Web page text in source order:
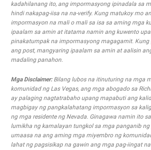
kadahilanang ito, ang impormasyong ipinadala sa
hindi nakapag-iisa na na-verify. Kung matukoy mo
impormasyon na mali o mali sa isa sa aming mga
ipaalam sa amin at itatama namin ang kuwento
pinakatumpak na impormasyong magagamit.
ang post, mangyaring ipaalam sa amin at aalisin
madaling panahon.
Mga Disclaimer:Bilang lubos na itinuturing na mga
komunidad ng Las Vegas, ang mga abogado sa
ay palaging nagtatrabaho upang mapabuti ang
magbigay ng pangkalahatang impormasyon sa
ng mga residente ng Nevada. Ginagawa namin ito
lumikha ng kamalayan tungkol sa mga panganib
umaasa na ang aming mga miyembro ng
lahat ng pagsisikap na gawin ang mga pag-iingat